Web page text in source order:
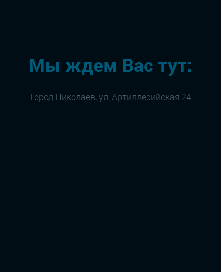
Мы ждем Вас тут:
Город Николаев, ул. Артиллерийская 24